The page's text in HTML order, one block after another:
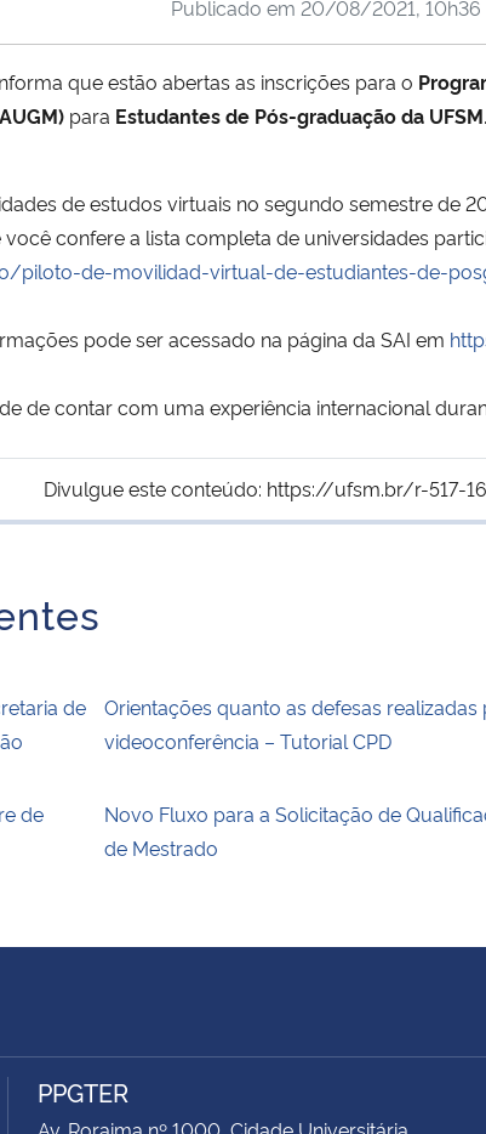
Publicado em 20/08/2021, 10h36
que estão abertas as inscrições para o
para Estudantes de Pós-graduação da UFSM.
de estudos virtuais no segundo semestre de
você confere a lista completa de universidades
piloto-de-movilidad-virtual-de-estudiantes-de-
pode ser acessado na página da SAI em
de contar com uma experiência internacional
Divulgue este conteúdo: https://ufsm.br/r-517-
de
Orientações quanto as defesas realizadas
videoconferência – Tutorial CPD
de
Novo Fluxo para a Solicitação de
de Mestrado
PPGTER
Av. Roraima nº 1000, Cidade Universitária